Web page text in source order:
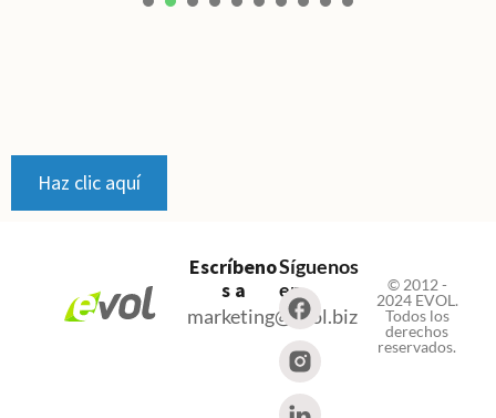
Haz clic aquí
Escríbeno
s a
marketing@evol.biz
Síguenos
en
© 2012 -
2024 EVOL.
Todos los
derechos
reservados.